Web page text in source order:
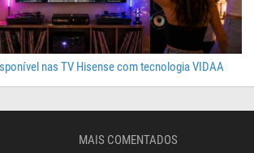
nas TV Hisense com tecnologia VIDAA
MAIS COMENTADOS